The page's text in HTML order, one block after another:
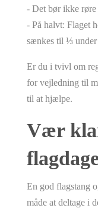
- Det bør ikke røre
- På halvt: Flaget
sænkes til ⅓ under
Er du i tvivl om
for vejledning til
til at hjælpe.
Vær
En god flagstang
måde at deltage i